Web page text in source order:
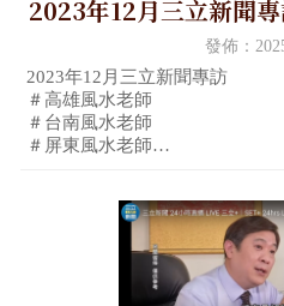
2023年12月三立新聞
台南風水老師 ＃屏東
名 ＃台南嬰兒命名
發佈：
2023年12月三立新聞專訪
＃高雄風水老師
＃台南風水老師
＃屏東風水老師